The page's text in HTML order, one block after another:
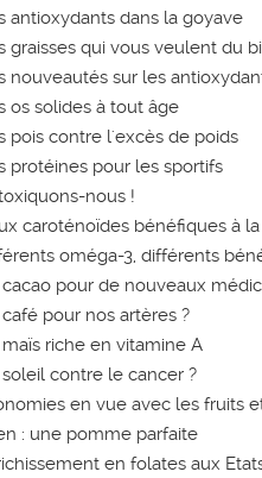
antioxydants dans la goyave
graisses qui vous veulent du
nouveautés sur les
os solides à tout âge
pois contre l'excès de poids
protéines pour les sportifs
nous !
caroténoïdes bénéfiques à
oméga-3, différents
cacao pour de nouveaux
pour nos artères ?
riche en vitamine A
contre le cancer ?
en vue avec les fruits
: une pomme parfaite
en folates aux